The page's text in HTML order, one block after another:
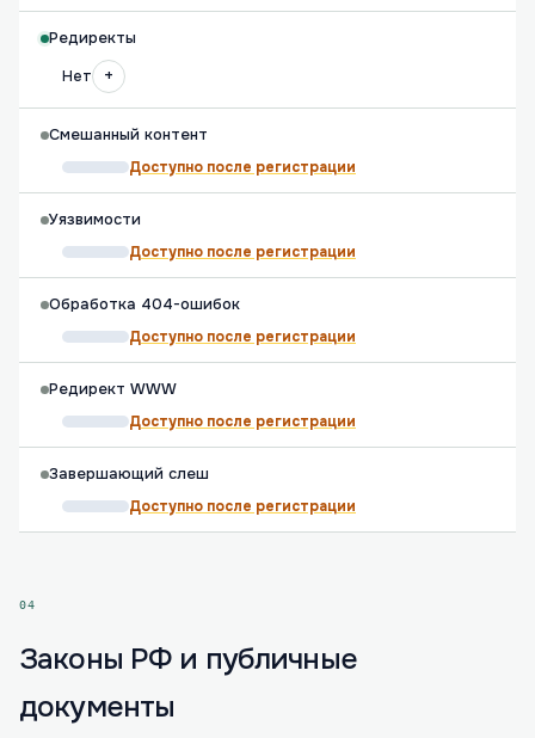
Редиректы
Нет
+
Смешанный контент
Доступно после регистрации
Уязвимости
Доступно после регистрации
Обработка 404-ошибок
Доступно после регистрации
Редирект WWW
Доступно после регистрации
Завершающий слеш
Доступно после регистрации
04
Законы РФ и публичные
документы